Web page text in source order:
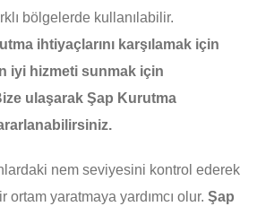
bölgelerde kullanılabilir.
ihtiyaçlarını karşılamak için
iyi hizmeti sunmak için
ulaşarak Şap Kurutma
nem seviyesini kontrol ederek
ortam yaratmaya yardımcı olur. Şap